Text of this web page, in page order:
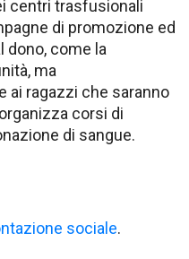
centri trasfusionali
di promozione ed
dono, come la
ma
ai ragazzi che saranno
corsi di
di sangue.
sociale.